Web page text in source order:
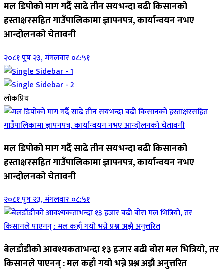
मल डिपोको माग गर्दै साढे तीन सयभन्दा बढी किसानको
हस्ताक्षरसहित गाउँपालिकामा ज्ञापनपत्र, कार्यान्वयन नभए
आन्दोलनको चेतावनी
२०८१ पुष २३, मंगलवार ०८:५१
लोकप्रिय
मल डिपोको माग गर्दै साढे तीन सयभन्दा बढी किसानको
हस्ताक्षरसहित गाउँपालिकामा ज्ञापनपत्र, कार्यान्वयन नभए
आन्दोलनको चेतावनी
२०८१ पुष २३, मंगलवार ०८:५१
बेलडाँडीको आवश्यकताभन्दा १३ हजार बढी बोरा मल भित्रियो, तर
किसानले पाएनन् : मल कहाँ गयो भन्ने प्रश्न अझै अनुत्तरित